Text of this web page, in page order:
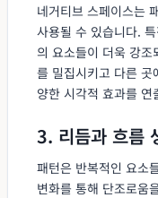
네거티브 스페이스는
사용될 수 있습니다.
의 요소들이 더욱 강조
를 밀집시키고 다른
양한 시각적 효과를 연
3. 리듬과 흐름
패턴은 반복적인 요소
변화를 통해 단조로움